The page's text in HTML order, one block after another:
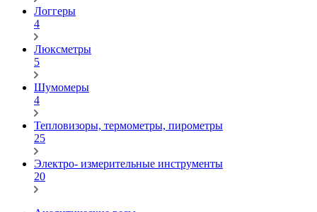
Логгеры
4
Люксметры
5
Шумомеры
4
Тепловизоры, термометры, пирометры
25
Электро- измерительные инструменты
20